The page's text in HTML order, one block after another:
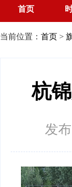
首页
当前位置： 首页 >
杭
发